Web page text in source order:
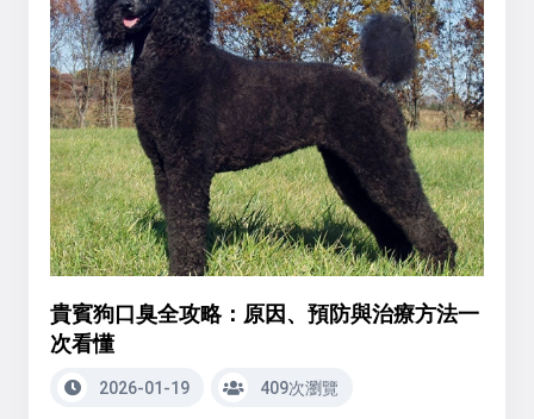
貴賓狗口臭全攻略：原因、預防與治療方法一
次看懂
2026-01-19 409次瀏覽